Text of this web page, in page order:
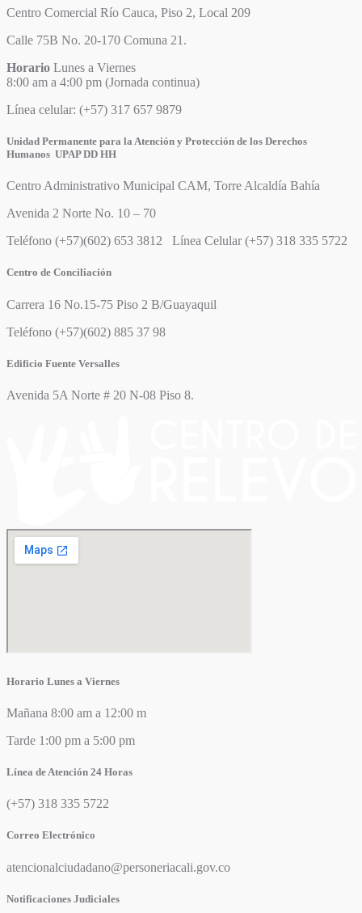
Centro Comercial Río Cauca, Piso 2, Local 209
Calle 75B No. 20-170 Comuna 21.
Horario Lunes a Viernes
8:00 am a 4:00 pm (Jornada continua)
Línea celular: (+57) 317 657 9879
Unidad Permanente para la Atención y Protección de los Derechos
Humanos UPAP DD HH
Centro Administrativo Municipal CAM, Torre Alcaldía Bahía
Avenida 2 Norte No. 10 – 70
Teléfono (+57)(602) 653 3812 Línea Celular (+57) 318 335 5722
Centro de Conciliación
Carrera 16 No.15-75 Piso 2 B/Guayaquil
Teléfono (+57)(602) 885 37 98
Edificio Fuente Versalles
Avenida 5A Norte # 20 N-08 Piso 8.
Horario Lunes a Viernes
Mañana 8:00 am a 12:00 m
Tarde 1:00 pm a 5:00 pm
Línea de Atención 24 Horas
(+57) 318 335 5722
Correo Electrónico
atencionalciudadano@personeriacali.gov.co
Notificaciones Judiciales